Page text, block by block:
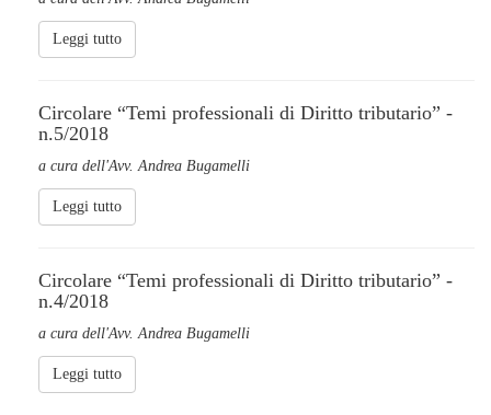
Leggi tutto
Circolare “Temi professionali di Diritto tributario” -
n.5/2018
a cura dell'Avv. Andrea Bugamelli
Leggi tutto
Circolare “Temi professionali di Diritto tributario” -
n.4/2018
a cura dell'Avv. Andrea Bugamelli
Leggi tutto